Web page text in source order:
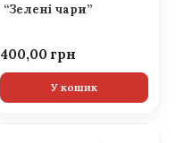
“Зелені чари”
400,00
У кошик